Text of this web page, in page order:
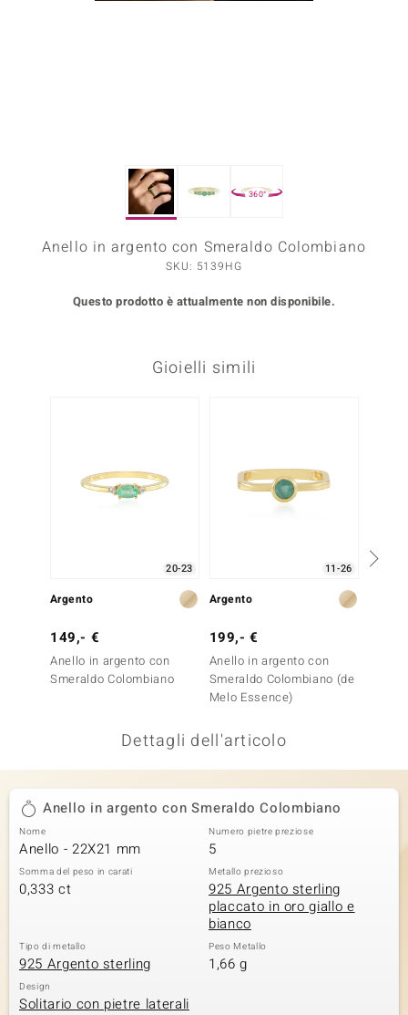
Classics
360°
Anello in argento con Smeraldo Colombiano
SKU: 5139HG
Questo prodotto è attualmente non disponibile.
Gioielli simili
20-23
Argento
149,- €
Anello in argento con
Smeraldo Colombiano
11-26
Argento
199,- €
Anello in argento con
Smeraldo Colombiano (de
Melo Essence)
Dettagli dell'articolo
Anello in argento con Smeraldo Colombiano
Nome
Anello - 22X21 mm
Numero pietre preziose
5
Somma del peso in carati
0,333 ct
Metallo prezioso
925 Argento sterling
placcato in oro giallo e
bianco
Tipo di metallo
925 Argento sterling
Peso Metallo
1,66 g
Design
Solitario con pietre laterali